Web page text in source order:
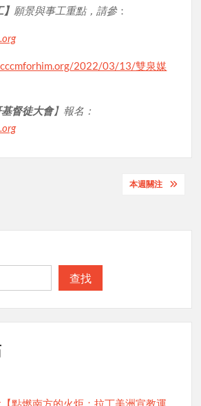
願景與事工重點，請參：
2022/03/13/雙泉媒
督徒大會】報名：
本週關注
查找
點燃南方的火炬：拉丁美洲宣教運